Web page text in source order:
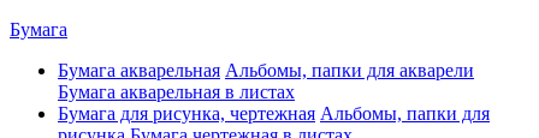
Бумага
Бумага акварельная Альбомы, папки для акварели
Бумага акварельная в листах
Бумага для рисунка, чертежная Альбомы, папки для